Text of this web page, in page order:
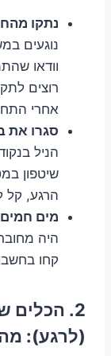
נתקו
נוגעים
רוצים
אחרי
סגרו את
שיטפון
הרגע, קל
מים
היה
קחו
2. הכלים
(לרגע):